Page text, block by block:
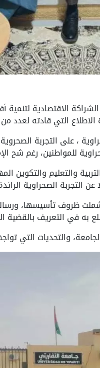
التي قادته لعدد
، على التجربة
للمواطنين، رغم شح
والتعليم والتكوين
التجربة الصحراوية
ظروف تأسيسها،
به في التعريف بالقضية
والتحديات التي